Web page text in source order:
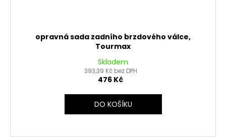
opravná sada zadního brzdového válce,
Tourmax
Skladem
393,39 Kč bez DPH
476 Kč
DO KOŠÍKU